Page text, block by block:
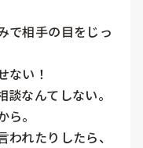
で相手の目をじっ
ない！
なんてしない。
。
れたりしたら、